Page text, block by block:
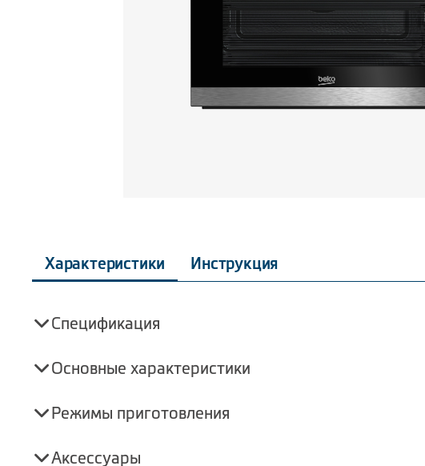
Характеристики Инструкция
Спецификация
Основные характеристики
Режимы приготовления
Аксессуары